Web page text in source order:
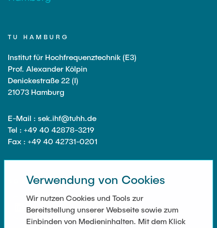
Kevin Erkelenz
Johanna Gleichauf
Thomas Jaschke
Nadja Lamann
Hui Lu
Prof. Dr.-Ing. Fabian Lurz
Stanislav Samis
Sebastian Schaffenroth
Anton Sieganschin
TU HAMBURG
Institut für Hochfrequenztechnik (E3)
Prof. Alexander Kölpin
Denickestraße 22 (I)
21073 Hamburg
E-Mail : sek.ihf@tuhh.de
Tel : +49 40 42878-3219
Fax : +49 40 42731-0201
SOZIALE NETZWERKE
Verwendung von Cookies
Wir nutzen Cookies und Tools zur
Bereitstellung unserer Webseite sowie zum
Einbinden von Medieninhalten. Mit dem Klick